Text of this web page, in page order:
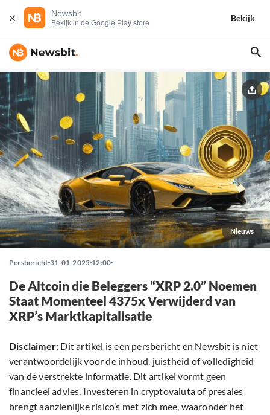
Newsbit
Bekijk in de Google Play store
Bekijk
Nieuws
Persbericht 31-01-2025 12:00
De Altcoin die Beleggers “XRP 2.0” Noemen
Staat Momenteel 4375x Verwijderd van
XRP’s Marktkapitalisatie
Disclaimer: Dit artikel is een persbericht en Newsbit is niet
verantwoordelijk voor de inhoud, juistheid of volledigheid
van de verstrekte informatie. Dit artikel vormt geen
financieel advies. Investeren in cryptovaluta of presales
brengt aanzienlijke risico’s met zich mee, waaronder het